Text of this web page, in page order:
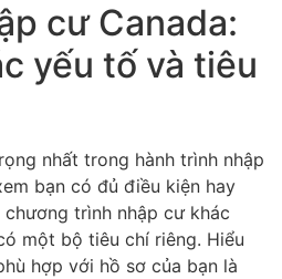
cư Canada:
yếu tố và tiêu
nhất trong hành trình nhập
bạn có đủ điều kiện hay
trình nhập cư khác
một bộ tiêu chí riêng. Hiểu
hợp với hồ sơ của bạn là